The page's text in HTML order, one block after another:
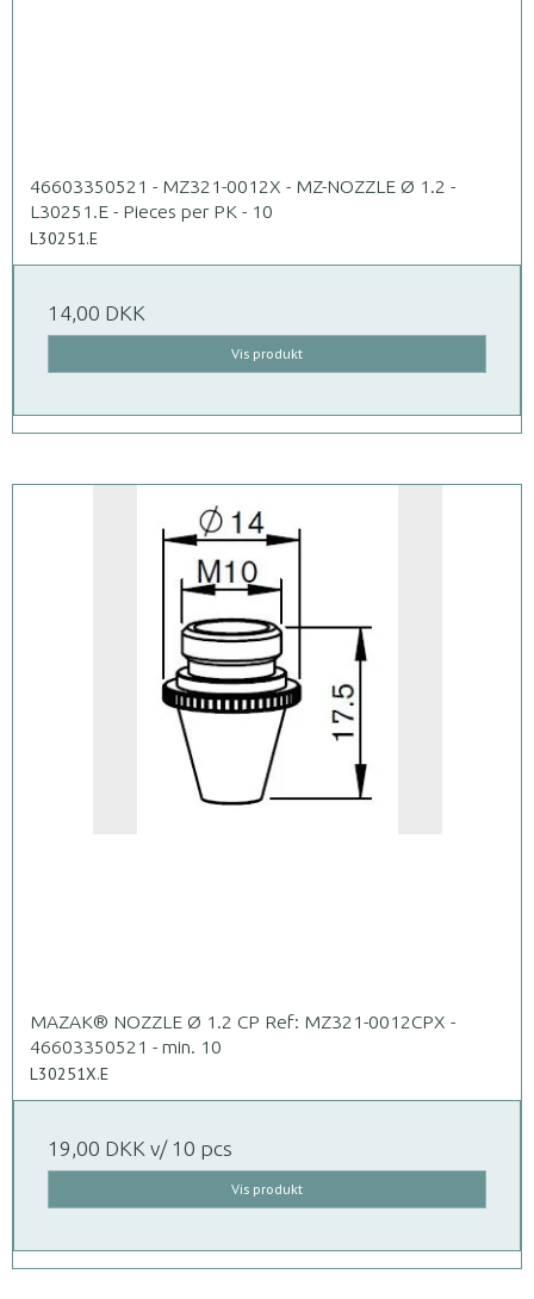
46603350521 - MZ321-0012X - MZ-NOZZLE Ø 1.2 -
L30251.E - Pieces per PK - 10
L30251.E
14,00 DKK
Vis produkt
MAZAK® NOZZLE Ø 1.2 CP Ref: MZ321-0012CPX -
46603350521 - min. 10
L30251X.E
19,00 DKK v/ 10 pcs
Vis produkt